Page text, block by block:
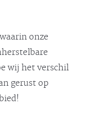
onze
wij het verschil
gerust op